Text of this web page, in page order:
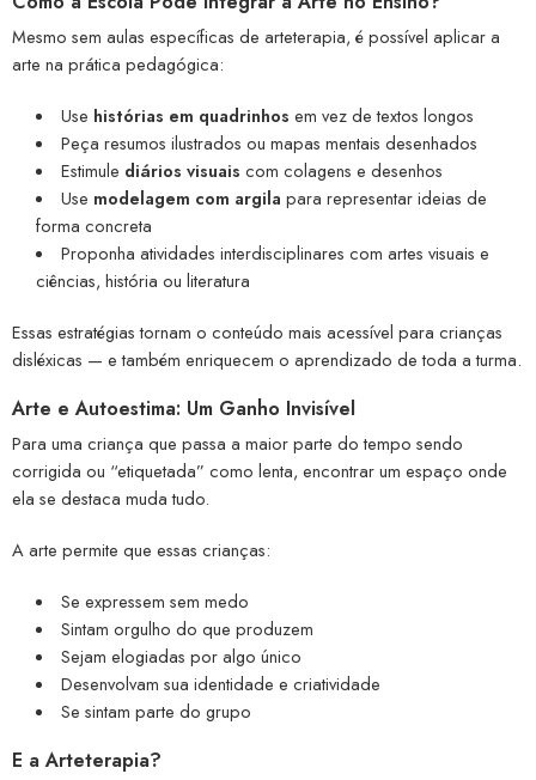
Mesmo sem aulas específicas de arteterapia, é possível aplicar a
arte na prática pedagógica:
Use histórias em quadrinhos em vez de textos longos
Peça resumos ilustrados ou mapas mentais desenhados
Estimule diários visuais com colagens e desenhos
Use modelagem com argila para representar ideias de
forma concreta
Proponha atividades interdisciplinares com artes visuais e
ciências, história ou literatura
Essas estratégias tornam o conteúdo mais acessível para crianças
disléxicas — e também enriquecem o aprendizado de toda a turma.
Arte e Autoestima: Um Ganho Invisível
Para uma criança que passa a maior parte do tempo sendo
corrigida ou “etiquetada” como lenta, encontrar um espaço onde
ela se destaca muda tudo.
A arte permite que essas crianças:
Se expressem sem medo
Sintam orgulho do que produzem
Sejam elogiadas por algo único
Desenvolvam sua identidade e criatividade
Se sintam parte do grupo
E a Arteterapia?